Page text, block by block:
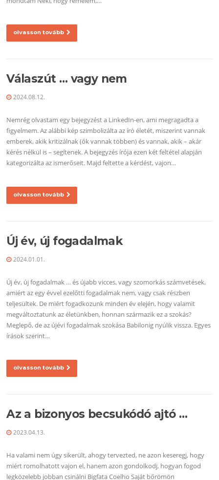
olvasson tovább
Válaszút … vagy nem
2024.08.12.
Nemrég olvastam egy bejegyzést a LinkedIn-en, ami megragadta a
figyelmem. Az alábbi kép szimbolizálta az író életét, miszerint vannak
emberek, akik kritizálnak (ők vannak többen) és vannak, akik – akár
kérés nélkül is – segítenek. A bejegyzés írója ezen két feltétel alapján
kategorizálta az ismerőseit. Majd feltette a kérdést, vajon…
olvasson tovább
Új év, új fogadalmak
2024.01.01.
Új év, új fogadalmak … és újabb vicces, vagy szomorkás számvetések,
amiért az egy évvel ezelőtti fogadalmak nem, vagy csak részben
teljesültek. De miért fogadkozunk minden év elején, hogy valamit
megváltoztatunk az életünkben, honnan származik ez a szokás?
Meglepő, de az újévi fogadalmak szokása Babilonig nyúlik vissza. Egyes
írások szerint…
olvasson tovább
Az a bizonyos becsukódó ajtó …
2023.04.13.
Ha valami nem úgy sikerült, ahogy tervezted, ne azon keseregj, hogy
miért romolhatott vajon el, hanem azon gondolkodj, hogyan fogod
legközelebb jobban csinálni Bigfata Coelho Saját bőrömön